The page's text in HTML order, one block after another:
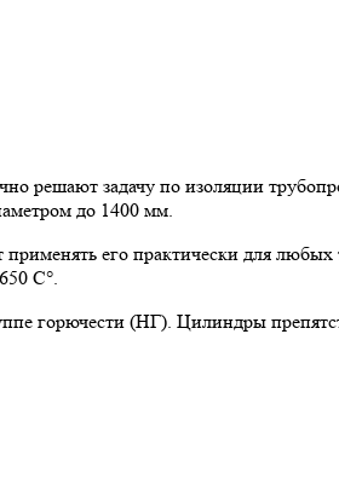
решают задачу по изоляции
до 1400 мм.
его практически для любых
C°.
горючести (НГ). Цилиндры